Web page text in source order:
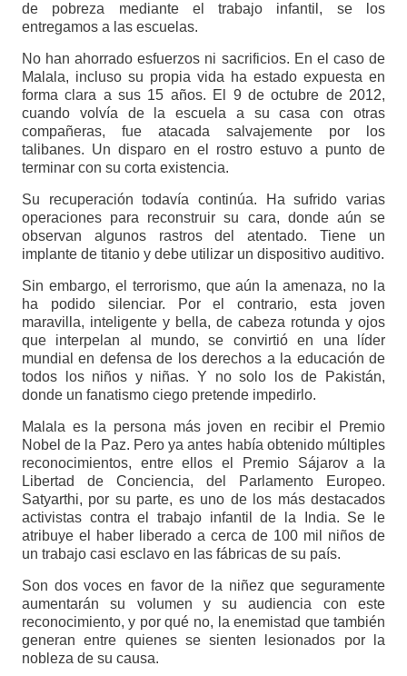
de pobreza mediante el trabajo infantil, se los
entregamos a las escuelas.
No han ahorrado esfuerzos ni sacrificios. En el caso de
Malala, incluso su propia vida ha estado expuesta en
forma clara a sus 15 años. El 9 de octubre de 2012,
cuando volvía de la escuela a su casa con otras
compañeras, fue atacada salvajemente por los
talibanes. Un disparo en el rostro estuvo a punto de
terminar con su corta existencia.
Su recuperación todavía continúa. Ha sufrido varias
operaciones para reconstruir su cara, donde aún se
observan algunos rastros del atentado. Tiene un
implante de titanio y debe utilizar un dispositivo auditivo.
Sin embargo, el terrorismo, que aún la amenaza, no la
ha podido silenciar. Por el contrario, esta joven
maravilla, inteligente y bella, de cabeza rotunda y ojos
que interpelan al mundo, se convirtió en una líder
mundial en defensa de los derechos a la educación de
todos los niños y niñas. Y no solo los de Pakistán,
donde un fanatismo ciego pretende impedirlo.
Malala es la persona más joven en recibir el Premio
Nobel de la Paz. Pero ya antes había obtenido múltiples
reconocimientos, entre ellos el Premio Sájarov a la
Libertad de Conciencia, del Parlamento Europeo.
Satyarthi, por su parte, es uno de los más destacados
activistas contra el trabajo infantil de la India. Se le
atribuye el haber liberado a cerca de 100 mil niños de
un trabajo casi esclavo en las fábricas de su país.
Son dos voces en favor de la niñez que seguramente
aumentarán su volumen y su audiencia con este
reconocimiento, y por qué no, la enemistad que también
generan entre quienes se sienten lesionados por la
nobleza de su causa.